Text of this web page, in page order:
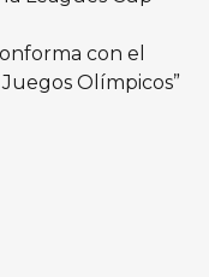
con el
Olímpicos”